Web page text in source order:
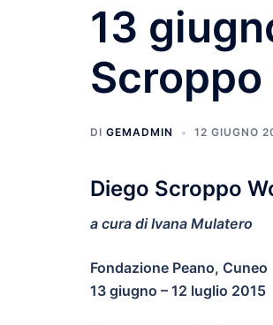
13
DI GEMADMIN 12 GIUGNO
Diego Scroppo
a cura di Ivana Mulatero
Fondazione Peano, Cuneo
13 giugno – 12 luglio 2015